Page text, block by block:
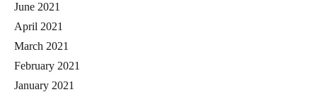
June 2021
April 2021
March 2021
February 2021
January 2021